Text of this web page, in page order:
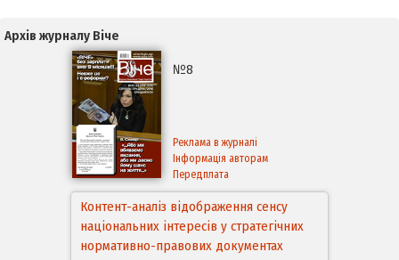
Архів журналу Віче
№8
Реклама в журналі
Інформація авторам
Передплата
Контент-аналіз відображення сенсу
національних інтересів у стратегічних
нормативно-правових документах
Аспекти правового забезпечення
відновлення дії окремих положень